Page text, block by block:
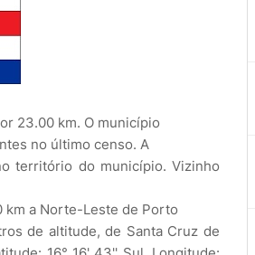
23.00 km. O município
no último censo. A
território do município. Vizinho
km a Norte-Leste de Porto
de altitude, de Santa Cruz de